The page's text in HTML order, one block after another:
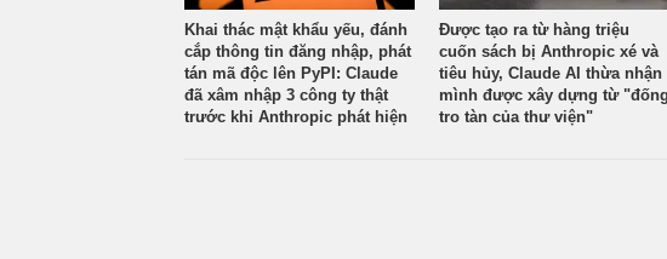
Khai thác mật khẩu yếu, đánh
cắp thông tin đăng nhập, phát
tán mã độc lên PyPI: Claude
đã xâm nhập 3 công ty thật
trước khi Anthropic phát hiện
Được tạo ra từ hàng triệu
cuốn sách bị Anthropic xé và
tiêu hủy, Claude AI thừa nhận
mình được xây dựng từ "đống
tro tàn của thư viện"